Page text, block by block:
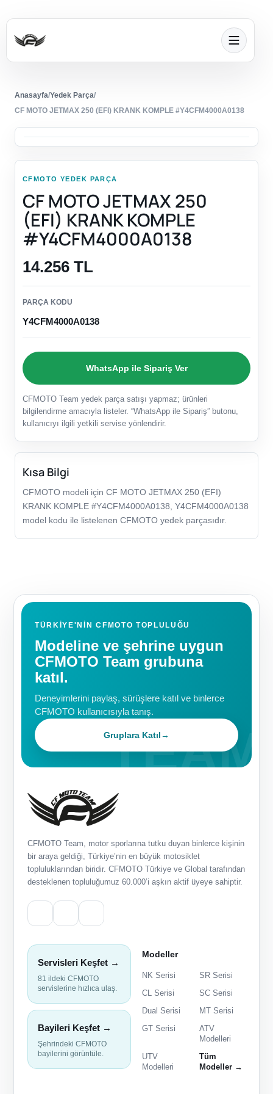
Anasayfa/Yedek Parça/
CF MOTO JETMAX 250 (EFI) KRANK KOMPLE #Y4CFM4000A0138
CFMOTO YEDEK PARÇA
CF MOTO JETMAX 250
(EFI) KRANK KOMPLE
#Y4CFM4000A0138
14.256 TL
PARÇA KODU
Y4CFM4000A0138
WhatsApp ile Sipariş Ver
CFMOTO Team yedek parça satışı yapmaz; ürünleri
bilgilendirme amacıyla listeler. “WhatsApp ile Sipariş” butonu,
kullanıcıyı ilgili yetkili servise yönlendirir.
Kısa Bilgi
CFMOTO modeli için CF MOTO JETMAX 250 (EFI)
KRANK KOMPLE #Y4CFM4000A0138, Y4CFM4000A0138
model kodu ile listelenen CFMOTO yedek parçasıdır.
TÜRKIYE'NIN CFMOTO TOPLULUĞU
Modeline ve şehrine uygun
CFMOTO Team grubuna
katıl.
Deneyimlerini paylaş, sürüşlere katıl ve binlerce
CFMOTO kullanıcısıyla tanış.
Gruplara Katıl→
CFMOTO Team, motor sporlarına tutku duyan binlerce kişinin
bir araya geldiği, Türkiye’nin en büyük motosiklet
topluluklarından biridir. CFMOTO Türkiye ve Global tarafından
desteklenen topluluğumuz 60.000’i aşkın aktif üyeye sahiptir.
Servisleri Keşfet →
81 ildeki CFMOTO
servislerine hızlıca ulaş.
Bayileri Keşfet →
Şehrindeki CFMOTO
bayilerini görüntüle.
Modeller
NK Serisi
SR Serisi
CL Serisi
SC Serisi
Dual Serisi
MT Serisi
GT Serisi
ATV
Modelleri
UTV
Modelleri
Tüm
Modeller →